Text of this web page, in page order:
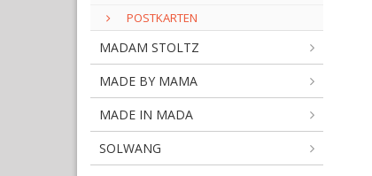
POSTKARTEN
MADAM STOLTZ
MADE BY MAMA
MADE IN MADA
SOLWANG